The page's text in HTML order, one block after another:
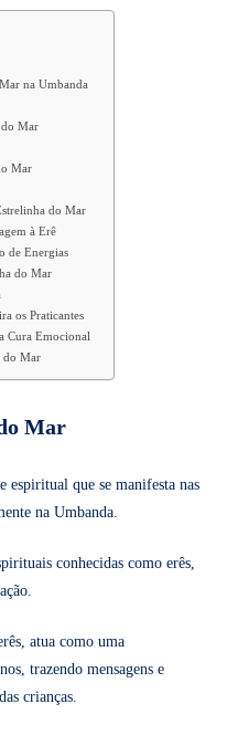
na Umbanda
do Mar
Mar
do Mar
à Erê
de Energias
do Mar
os Praticantes
Cura Emocional
do Mar
Mar
espiritual que se manifesta nas
na Umbanda.
conhecidas como erês,
atua como uma
trazendo mensagens e
crianças.